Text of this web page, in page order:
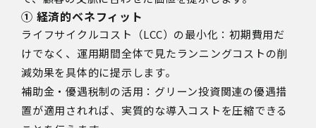
① 経済的ベネフィット
ライフサイクルコスト（LCC）の最小化：初期費用だ
けでなく、運用期間全体で見たランニングコストの削
減効果を具体的に提示します。
補助金・優遇税制の活用：グリーン投資関連の優遇措
置が適用されれば、実質的な導入コストを圧縮できる